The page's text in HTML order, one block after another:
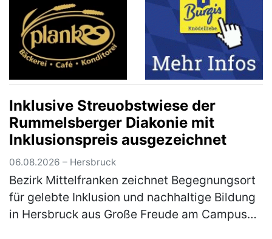
Inklusive Streuobstwiese der
Rummelsberger Diakonie mit
Inklusionspreis ausgezeichnet
06.08.2026 – Hersbruck
Bezirk Mittelfranken zeichnet Begegnungsort
für gelebte Inklusion und nachhaltige Bildung
in Hersbruck aus Große Freude am Campus